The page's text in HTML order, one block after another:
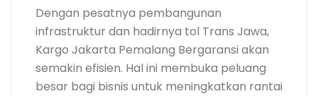
Dengan pesatnya pembangunan
infrastruktur dan hadirnya tol Trans Jawa,
Kargo Jakarta Pemalang Bergaransi akan
semakin efisien. Hal ini membuka peluang
besar bagi bisnis untuk meningkatkan rantai